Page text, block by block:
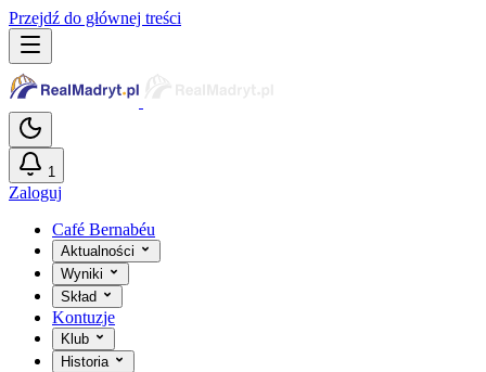
Przejdź do głównej treści
1
Zaloguj
Café Bernabéu
Aktualności
Wyniki
Skład
Kontuzje
Klub
Historia